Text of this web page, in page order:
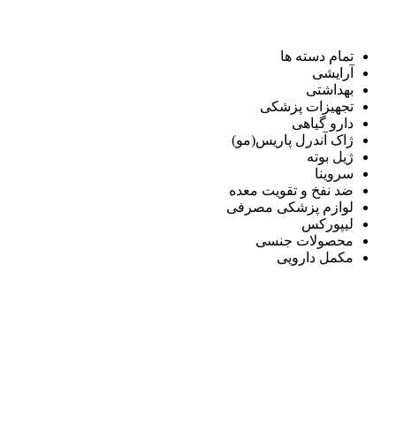
تمام دسته ها
آرایشی
بهداشتی
تجهیزات پزشکی
دارو گیاهی
ژاک آندرل پاریس(مو)
ژیل بوته
سروینا
ضد نفخ و تقویت معده
لوازم پزشکی مصرفی
لیپورکس
محصولات جنسی
مکمل دارویی